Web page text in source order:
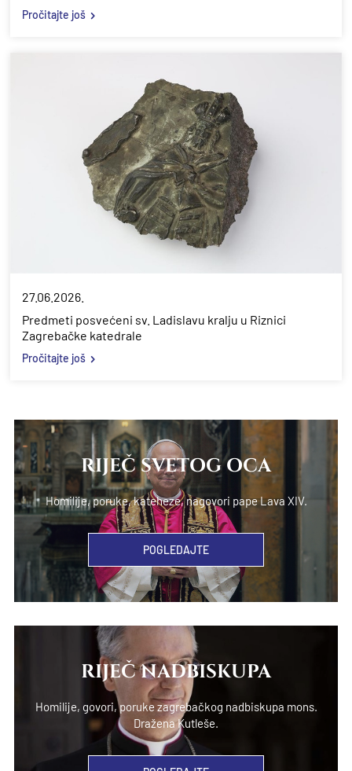
Pročitajte još
27.06.2026.
Predmeti posvećeni sv. Ladislavu kralju u Riznici
Zagrebačke katedrale
Pročitajte još
RIJEČ SVETOG OCA
Homilije, poruke, kateheze, nagovori pape Lava XIV.
POGLEDAJTE
RIJEČ NADBISKUPA
Homilije, govori, poruke zagrebačkog nadbiskupa mons.
Dražena Kutleše.